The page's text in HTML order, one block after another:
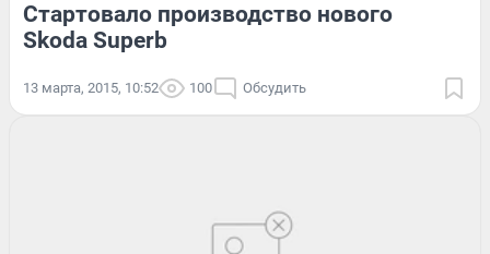
Стартовало производство нового
Skoda Superb
13 марта, 2015, 10:52 100 Обсудить